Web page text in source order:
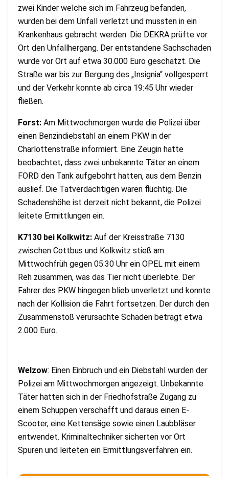
zwei Kinder welche sich im Fahrzeug befanden,
wurden bei dem Unfall verletzt und mussten in ein
Krankenhaus gebracht werden. Die DEKRA prüfte vor
Ort den Unfallhergang. Der entstandene Sachschaden
wurde vor Ort auf etwa 30.000 Euro geschätzt. Die
Straße war bis zur Bergung des „Insignia“ vollgesperrt
und der Verkehr konnte ab circa 19:45 Uhr wieder
fließen.
Forst: Am Mittwochmorgen wurde die Polizei über
einen Benzindiebstahl an einem PKW in der
Charlottenstraße informiert. Eine Zeugin hatte
beobachtet, dass zwei unbekannte Täter an einem
FORD den Tank aufgebohrt hatten, aus dem Benzin
auslief. Die Tatverdächtigen waren flüchtig. Die
Schadenshöhe ist derzeit nicht bekannt, die Polizei
leitete Ermittlungen ein.
K7130 bei Kolkwitz: Auf der Kreisstraße 7130
zwischen Cottbus und Kolkwitz stieß am
Mittwochfrüh gegen 05:30 Uhr ein OPEL mit einem
Reh zusammen, was das Tier nicht überlebte. Der
Fahrer des PKW hingegen blieb unverletzt und konnte
nach der Kollision die Fahrt fortsetzen. Der durch den
Zusammenstoß verursachte Schaden beträgt etwa
2.000 Euro.
Welzow: Einen Einbruch und ein Diebstahl wurden der
Polizei am Mittwochmorgen angezeigt. Unbekannte
Täter hatten sich in der Friedhofstraße Zugang zu
einem Schuppen verschafft und daraus einen E-
Scooter, eine Kettensäge sowie einen Laubbläser
entwendet. Kriminaltechniker sicherten vor Ort
Spuren und leiteten ein Ermittlungsverfahren ein.